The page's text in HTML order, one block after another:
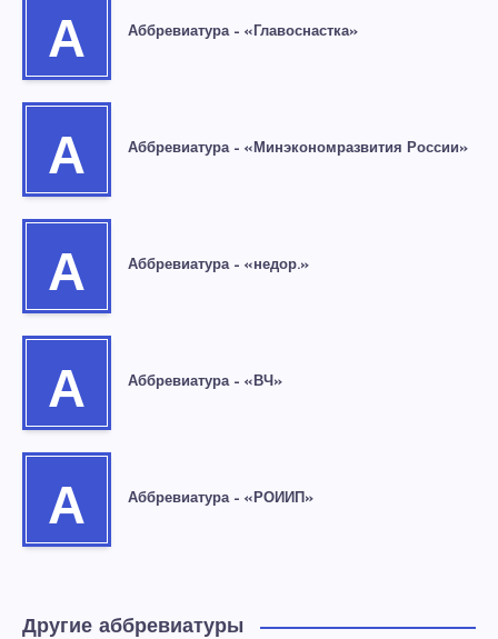
А Аббревиатура – «Главоснастка»
А Аббревиатура – «Минэкономразвития России»
А Аббревиатура – «недор.»
А Аббревиатура – «ВЧ»
А Аббревиатура – «РОИИП»
Другие аббревиатуры